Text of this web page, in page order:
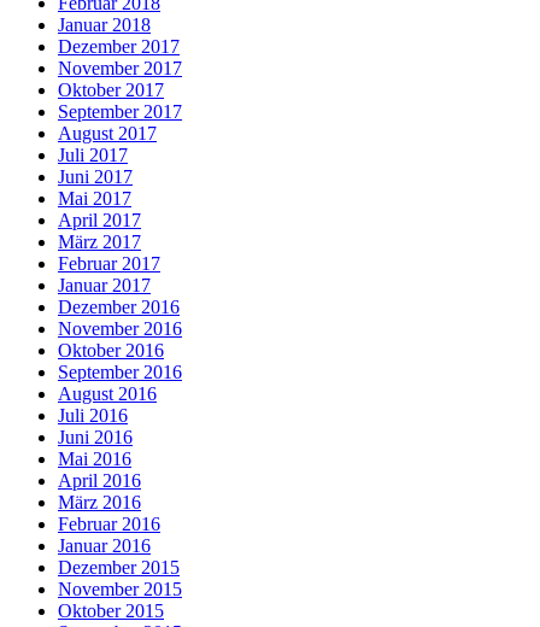
Januar 2018
Dezember 2017
November 2017
Oktober 2017
September 2017
August 2017
Juli 2017
Juni 2017
Mai 2017
April 2017
März 2017
Februar 2017
Januar 2017
Dezember 2016
November 2016
Oktober 2016
September 2016
August 2016
Juli 2016
Juni 2016
Mai 2016
April 2016
März 2016
Februar 2016
Januar 2016
Dezember 2015
November 2015
Oktober 2015